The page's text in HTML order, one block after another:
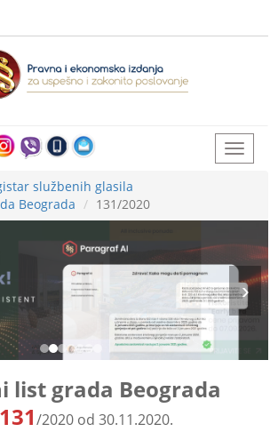
službenih glasila
Beograda
131/2020
list grada Beograda
131/2020 od 30.11.2020.